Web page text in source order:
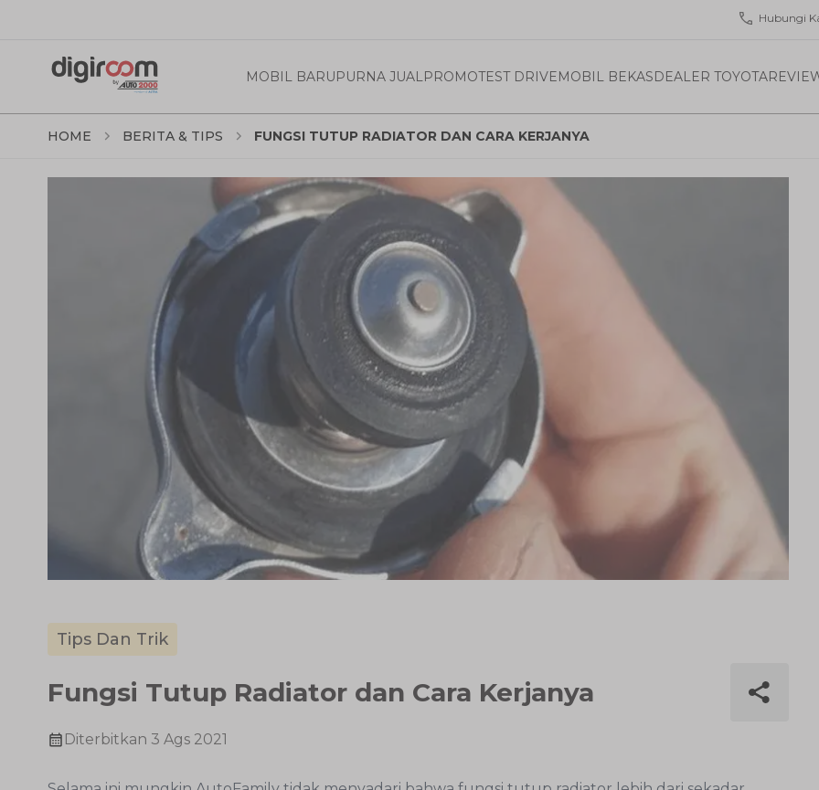
Hubungi
MOBIL BARUPURNA JUAL PROMOTEST DRIVEMOBIL BEKASDEALER TOYOTA
HOME BERITA & TIPS FUNGSI TUTUP RADIATOR DAN CARA KERJANYA
Tips Dan Trik
Fungsi Tutup Radiator dan Cara Kerjanya
Diterbitkan 3 Ags 2021